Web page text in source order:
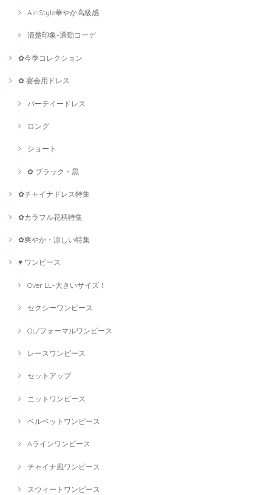
AiriStyle華やか高級感
清楚印象-通勤コーデ
✿今季コレクション
✿ 宴会用ドレス
パーテイードレス
ロング
ショート
✿ ブラック・黒
✿チャイナドレス特集
✿カラフル花柄特集
✿爽やか・涼しい特集
♥ ワンピース
Over LL~大きいサイズ！
セクシーワンピース
OL/フォーマルワンピース
レースワンピース
セットアップ
ニットワンピース
ベルベットワンピース
Aラインワンピース
チャイナ風ワンピース
スウィートワンピース